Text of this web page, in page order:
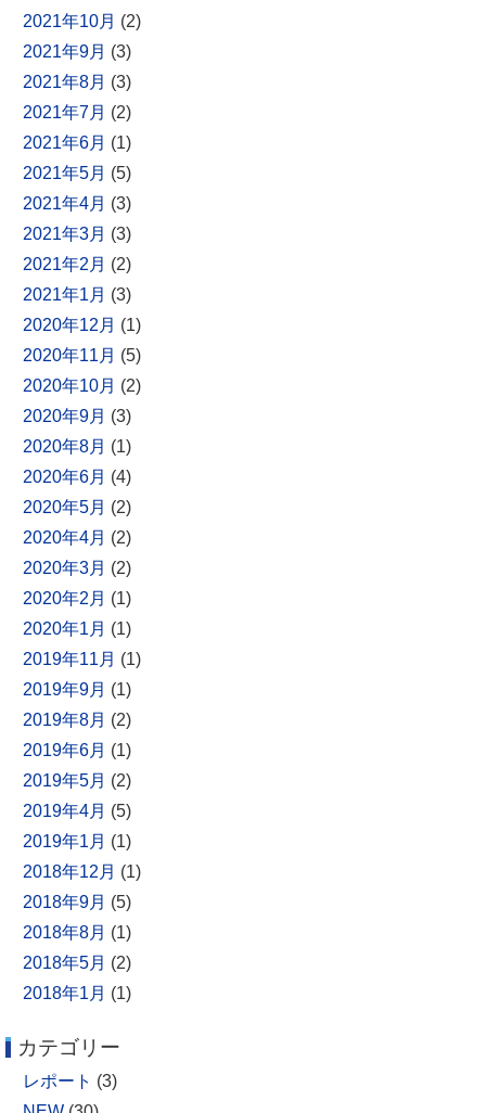
2021年10月 (2)
2021年9月 (3)
2021年8月 (3)
2021年7月 (2)
2021年6月 (1)
2021年5月 (5)
2021年4月 (3)
2021年3月 (3)
2021年2月 (2)
2021年1月 (3)
2020年12月 (1)
2020年11月 (5)
2020年10月 (2)
2020年9月 (3)
2020年8月 (1)
2020年6月 (4)
2020年5月 (2)
2020年4月 (2)
2020年3月 (2)
2020年2月 (1)
2020年1月 (1)
2019年11月 (1)
2019年9月 (1)
2019年8月 (2)
2019年6月 (1)
2019年5月 (2)
2019年4月 (5)
2019年1月 (1)
2018年12月 (1)
2018年9月 (5)
2018年8月 (1)
2018年5月 (2)
2018年1月 (1)
カテゴリー
レポート (3)